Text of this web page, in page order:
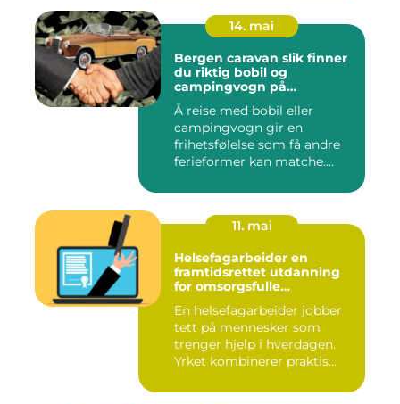
14. mai
Bergen caravan slik finner
du riktig bobil og
campingvogn på
vestlandet
Å reise med bobil eller
campingvogn gir en
frihetsfølelse som få andre
ferieformer kan matche.
11. mai
Helsefagarbeider en
framtidsrettet utdanning
for omsorgsfulle
En helsefagarbeider jobber
tett på mennesker som
trenger hjelp i hverdagen.
Yrket kombinerer praktis...